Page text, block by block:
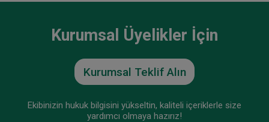
Kurumsal Üyelikler İçin
Kurumsal Teklif Alın
Ekibinizin hukuk bilgisini yükseltin, kaliteli içeriklerle size
yardımcı olmaya hazırız!